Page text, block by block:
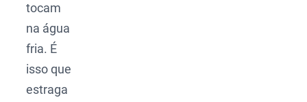
tocam
na água
fria. É
isso que
estraga